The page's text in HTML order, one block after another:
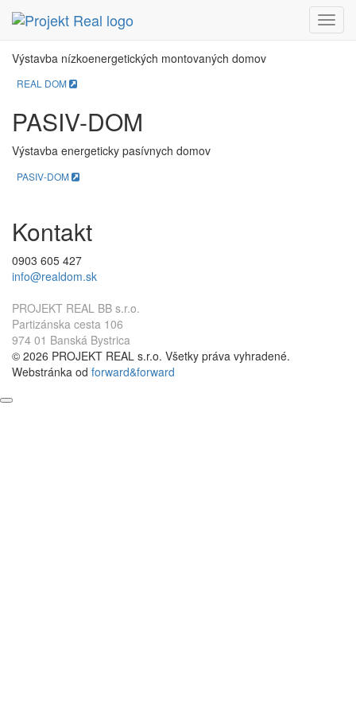
Menu
REAL DOM
Výstavba nízkoenergetických montovaných domov
REAL DOM
PASIV-DOM
Výstavba energeticky pasívnych domov
PASIV-DOM
Kontakt
0903 605 427
info@realdom.sk
PROJEKT REAL BB s.r.o.
Partizánska cesta 106
974 01 Banská Bystrica
© 2026 PROJEKT REAL s.r.o. Všetky práva vyhradené.
Webstránka od forward&forward